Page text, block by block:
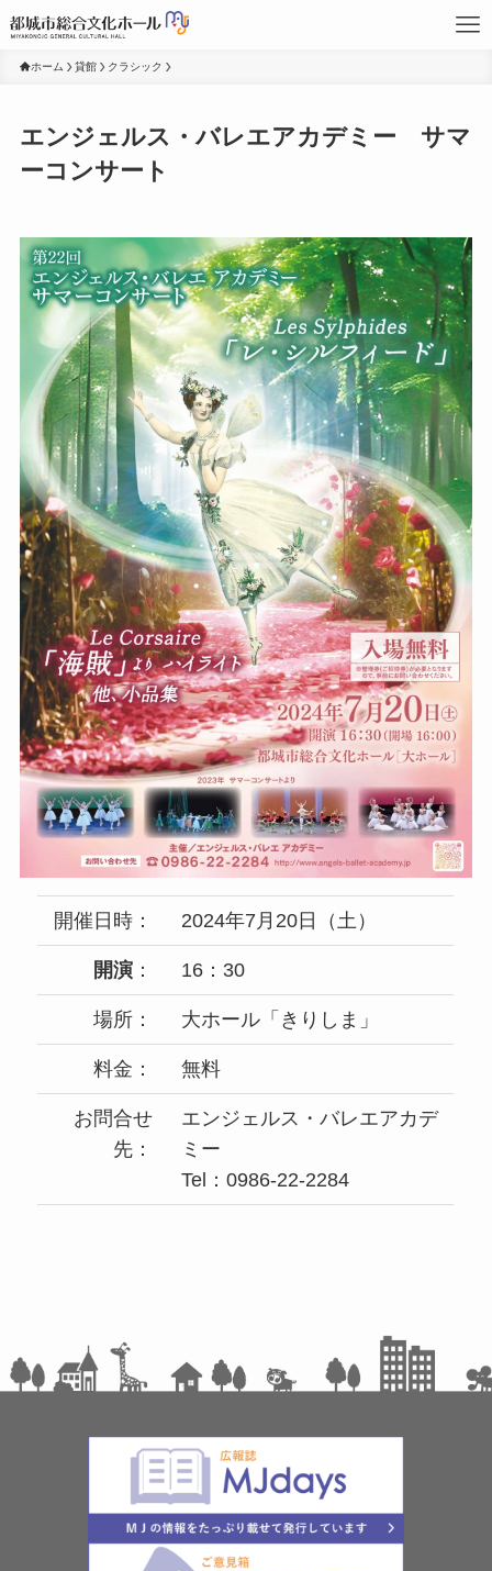
ホーム 貸館 クラシック
エンジェルス・バレエアカデミー サマ
ーコンサート
開催日時： 2024年7月20日（土）
開演： 16：30
場所： 大ホール「きりしま」
料金： 無料
お問合せ
先：
エンジェルス・バレエアカデ
ミー
Tel：0986-22-2284